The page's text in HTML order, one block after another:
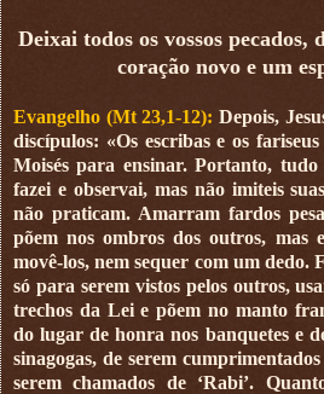
Deixai todos os vossos
coração novo e um
Evangelho (Mt 23,1-12): Depois,
discípulos: «Os escribas e os
Moisés para ensinar. Portanto, tudo
fazei e observai, mas não imiteis
não praticam. Amarram fardos
põem nos ombros dos outros, mas
movê-los, nem sequer com um dedo.
só para serem vistos pelos outros,
trechos da Lei e põem no manto
do lugar de honra nos banquetes e
sinagogas, de serem
serem chamados de ‘Rabi’.